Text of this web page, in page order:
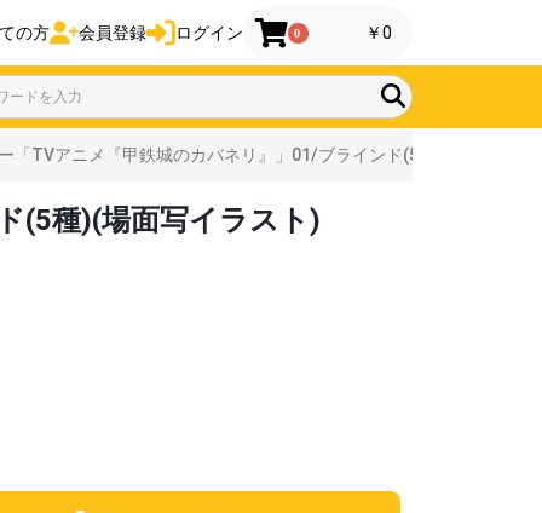
の方 会員登録 ログイン 0 ￥0
「TVアニメ『甲鉄城のカバネリ』」01/ブラインド(5種)(場面写イラ
(5種)(場面写イラスト)